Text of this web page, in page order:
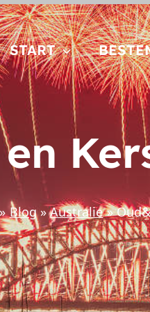
START
Blog Australie